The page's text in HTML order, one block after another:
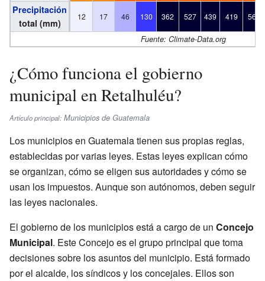
Precipitación
total (mm)
12 17 46 130 362 527 439 419 563
Fuente: Climate-Data.org
¿Cómo funciona el gobierno
municipal en Retalhuléu?
Artículo principal: Municipios de Guatemala
Los municipios en Guatemala tienen sus propias reglas,
establecidas por varias leyes. Estas leyes explican cómo
se organizan, cómo se eligen sus autoridades y cómo se
usan los impuestos. Aunque son autónomos, deben seguir
las leyes nacionales.
El gobierno de los municipios está a cargo de un Concejo
Municipal. Este Concejo es el grupo principal que toma
decisiones sobre los asuntos del municipio. Está formado
por el alcalde, los síndicos y los concejales. Ellos son